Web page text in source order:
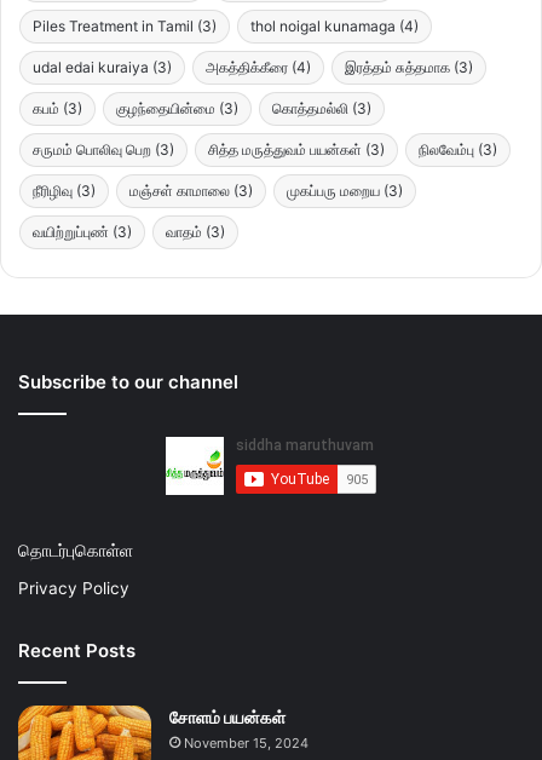
Piles Treatment in Tamil (3) thol noigal kunamaga (4)
udal edai kuraiya (3) அகத்திக்கீரை (4) இரத்தம் சுத்தமாக (3)
கபம் (3) குழந்தையின்மை (3) கொத்தமல்லி (3)
சருமம் பொலிவு பெற (3) சித்த மருத்துவம் பயன்கள் (3) நிலவேம்பு (3)
நீரிழிவு (3) மஞ்சள் காமாலை (3) முகப்பரு மறைய (3)
வயிற்றுப்புண் (3) வாதம் (3)
Subscribe to our channel
தொடர்புகொள்ள
Privacy Policy
Recent Posts
சோளம் பயன்கள்
November 15, 2024